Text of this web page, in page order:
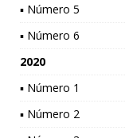
▪ Número 5
▪ Número 6
2020
▪ Número 1
▪ Número 2